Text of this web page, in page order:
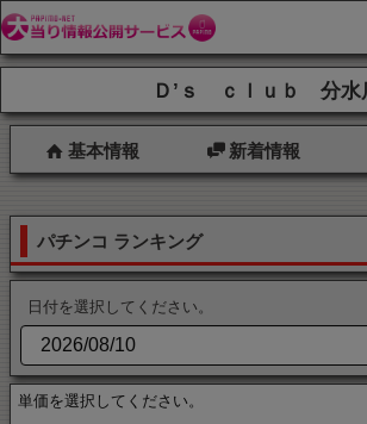
Ｄ’ｓ ｃｌｕｂ 分水
基本情報 新着情報
パチンコ ランキング
日付を選択してください。
単価を選択してください。